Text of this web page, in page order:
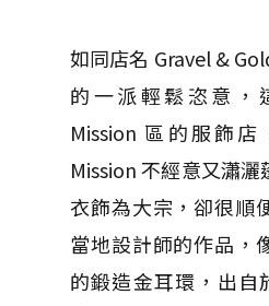
如同店名 Gravel &
的一派輕鬆恣意，
Mission 區的服飾
Mission 不經意又瀟
衣飾為大宗，卻很順
當地設計師的作品，
的鍛造金耳環，出自